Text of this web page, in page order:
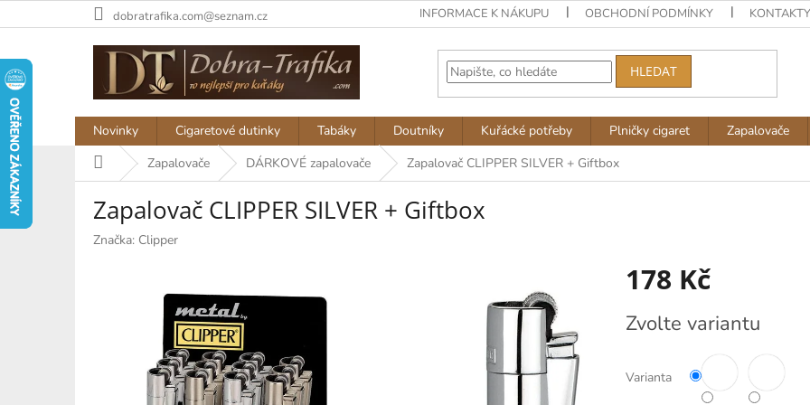
na
dobratrafika.com@seznam.cz INFORMACE K NÁKUPU OBCHODNÍ PODMÍNKY KONTAKTY
HLEDAT
Novinky Cigaretové dutinky Tabáky Doutníky Kuřácké potřeby Plničky cigaret Zapalovače
Domů Zapalovače DÁRKOVÉ zapalovače Zapalovač CLIPPER SILVER + Giftbox
Zapalovač CLIPPER SILVER + Giftbox
Značka: Clipper
178 Kč
cena:
Zvolte variantu
Varianta